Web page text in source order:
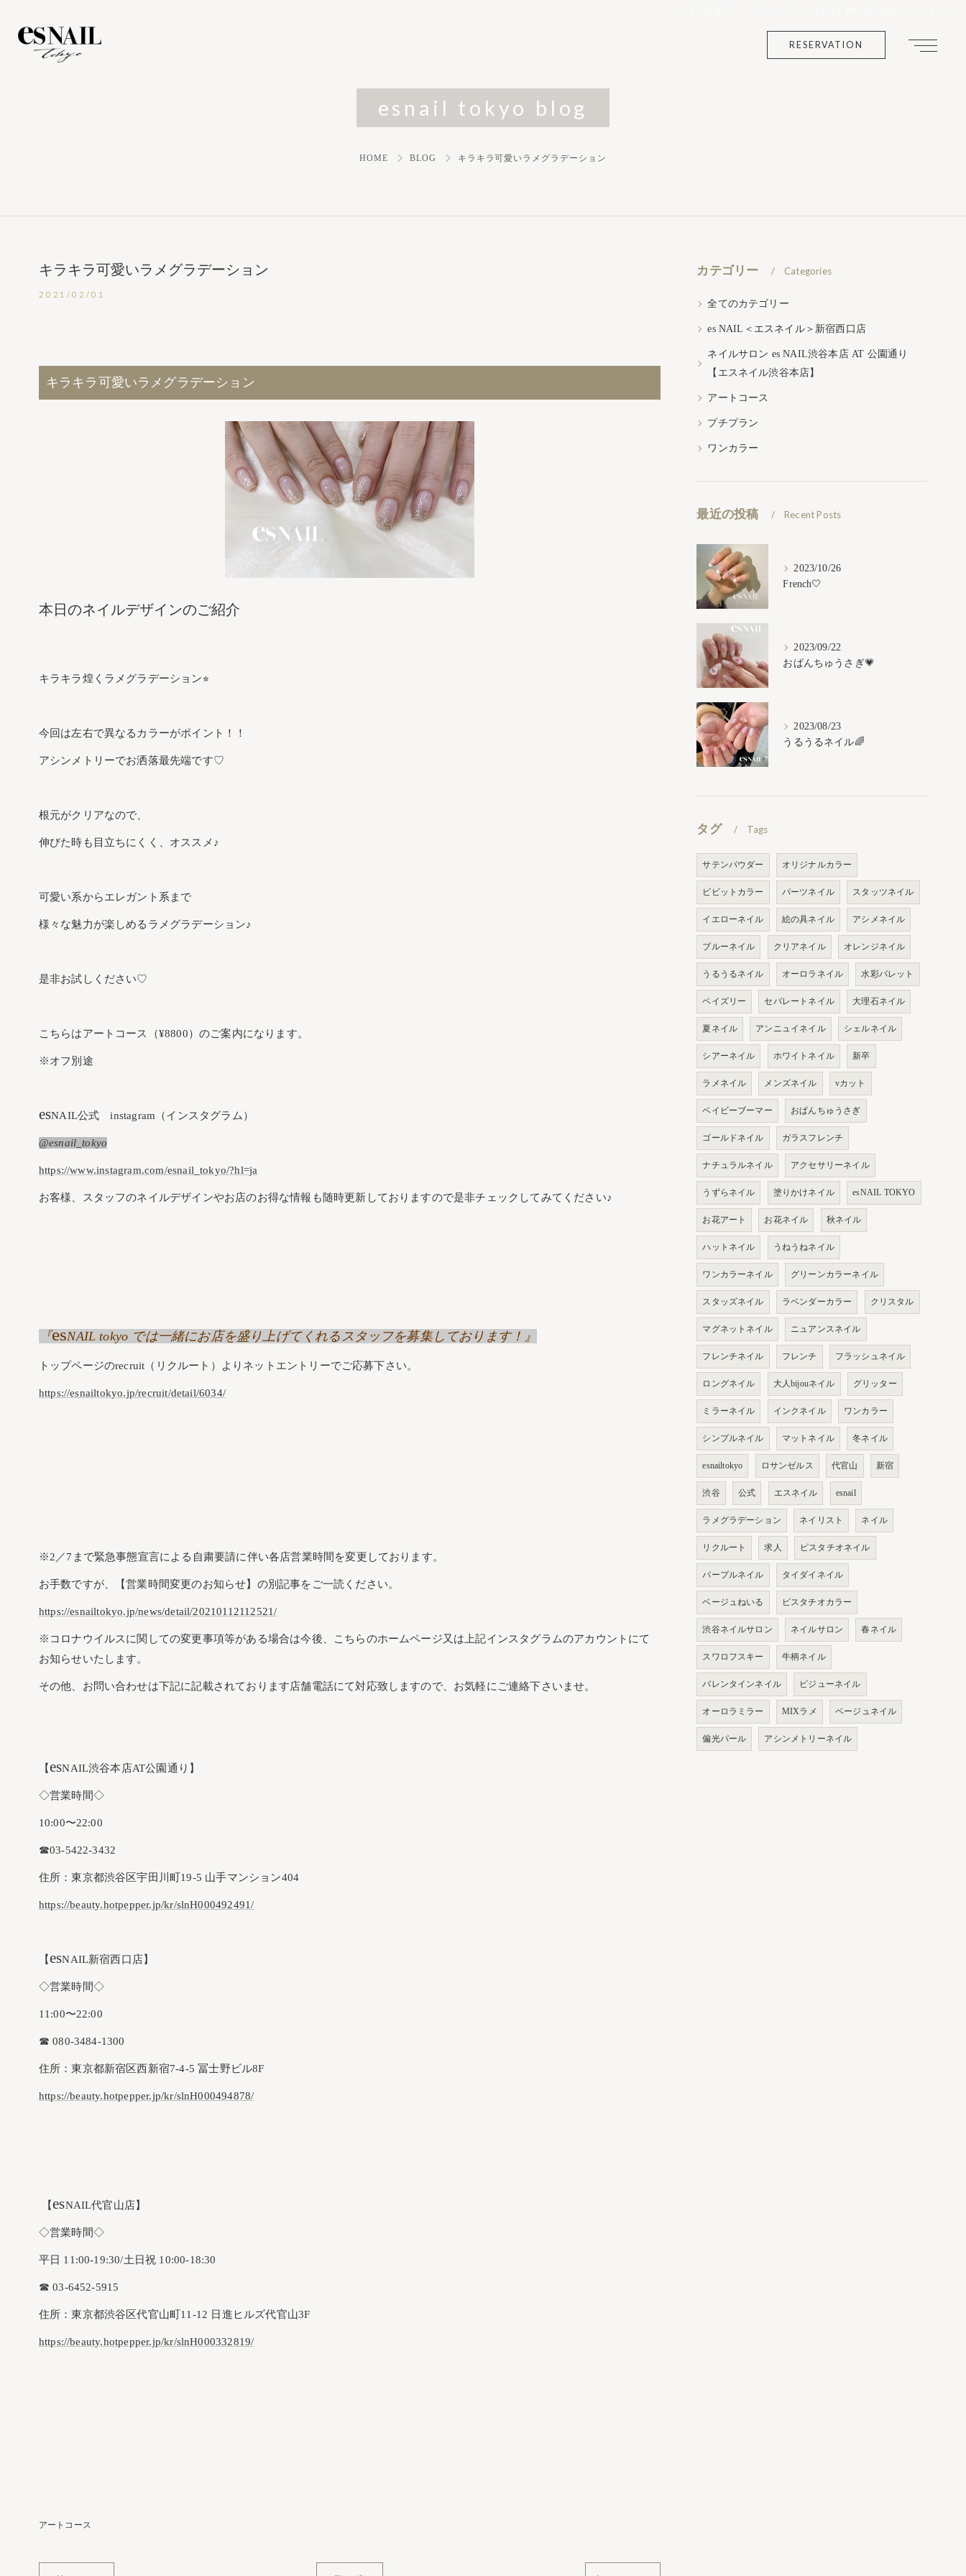
RESERVATION
esnail tokyo blog
HOME BLOG キラキラ可愛いラメグラデーション
キラキラ可愛いラメグラデーション
2021/02/01
キラキラ可愛いラメグラデーション
本日のネイルデザインのご紹介
キラキラ煌くラメグラデーション⭐︎
今回は左右で異なるカラーがポイント！！
アシンメトリーでお洒落最先端です♡
根元がクリアなので、
伸びた時も目立ちにくく、オススメ♪
可愛い系からエレガント系まで
様々な魅力が楽しめるラメグラデーション♪
是非お試しください♡
こちらはアートコース（¥8800）のご案内になります。
※オフ別途
esNAIL公式 instagram（インスタグラム）
@esnail_tokyo
https://www.instagram.com/esnail_tokyo/?hl=ja
お客様、スタッフのネイルデザインやお店のお得な情報も随時更新しておりますので是非チェックしてみてください♪
『esNAIL tokyo では一緒にお店を盛り上げてくれるスタッフを募集しております！』
トップページのrecruit（リクルート）よりネットエントリーでご応募下さい。
https://esnailtokyo.jp/recruit/detail/6034/
※2／7まで緊急事態宣言による自粛要請に伴い各店営業時間を変更しております。
お手数ですが、【営業時間変更のお知らせ】の別記事をご一読ください。
https://esnailtokyo.jp/news/detail/20210112112521/
※コロナウイルスに関しての変更事項等がある場合は今後、こちらのホームページ又は上記インスタグラムのアカウントにて
お知らせいたします。
その他、お問い合わせは下記に記載されております店舗電話にて対応致しますので、お気軽にご連絡下さいませ。
【esNAIL渋谷本店AT公園通り】
◇営業時間◇
10:00〜22:00
☎︎03-5422-3432
住所：東京都渋谷区宇田川町19-5 山手マンション404
https://beauty.hotpepper.jp/kr/slnH000492491/
【esNAIL新宿西口店】
◇営業時間◇
11:00〜22:00
☎︎ 080-3484-1300
住所：東京都新宿区西新宿7-4-5 冨士野ビル8F
https://beauty.hotpepper.jp/kr/slnH000494878/
【esNAIL代官山店】
◇営業時間◇
平日 11:00-19:30/土日祝 10:00-18:30
☎︎ 03-6452-5915
住所：東京都渋谷区代官山町11-12 日進ヒルズ代官山3F
https://beauty.hotpepper.jp/kr/slnH000332819/
アートコース
カテゴリー Categories
全てのカテゴリー
es NAIL＜エスネイル＞新宿西口店
ネイルサロン es NAIL渋谷本店 AT 公園通り
【エスネイル渋谷本店】
アートコース
プチプラン
ワンカラー
最近の投稿 Recent Posts
2023/10/26
French🤍
2023/09/22
おぱんちゅうさぎ💗
2023/08/23
うるうるネイル🌈
タグ Tags
サテンパウダー オリジナルカラー
ビビットカラー パーツネイル スタッツネイル
イエローネイル 絵の具ネイル アシメネイル
ブルーネイル クリアネイル オレンジネイル
うるうるネイル オーロラネイル 水彩パレット
ペイズリー セパレートネイル 大理石ネイル
夏ネイル アンニュイネイル シェルネイル
シアーネイル ホワイトネイル 新卒
ラメネイル メンズネイル vカット
ベイビーブーマー おぱんちゅうさぎ
ゴールドネイル ガラスフレンチ
ナチュラルネイル アクセサリーネイル
うずらネイル 塗りかけネイル esNAIL TOKYO
お花アート お花ネイル 秋ネイル
ハットネイル うねうねネイル
ワンカラーネイル グリーンカラーネイル
スタッズネイル ラベンダーカラー クリスタル
マグネットネイル ニュアンスネイル
フレンチネイル フレンチ フラッシュネイル
ロングネイル 大人bijouネイル グリッター
ミラーネイル インクネイル ワンカラー
シンプルネイル マットネイル 冬ネイル
esnailtokyo ロサンゼルス 代官山 新宿
渋谷 公式 エスネイル esnail
ラメグラデーション ネイリスト ネイル
リクルート 求人 ピスタチオネイル
パープルネイル タイダイネイル
ベージュねいる ピスタチオカラー
渋谷ネイルサロン ネイルサロン 春ネイル
スワロフスキー 牛柄ネイル
バレンタインネイル ビジューネイル
オーロラミラー MIXラメ ベージュネイル
偏光パール アシンメトリーネイル